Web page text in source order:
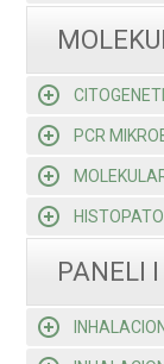
PCR
PANELI